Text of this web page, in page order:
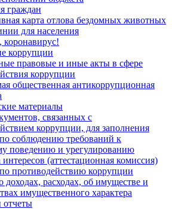
граждан
карта отлова бездомных животных
для населения
коррупции
правовые и иные акты в сфере
коррупции
общественная антикоррупционная
материалы
связанных с
коррупции, для заполнения
соблюдению требований к
поведению и урегулированию
(аттестационная комиссия)
противодействию коррупции
доходах, расходах, об имуществе и
имущественного характера
отчеты